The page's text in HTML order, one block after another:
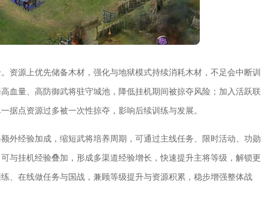
资源上优先储备木材，强化与地狱模式持续消耗木材，不足会中断训
血量、高防御武将驻守城池，降低挂机期间被掠夺风险；加入活跃联
据点资源过多被一次性掠夺，影响后续训练与发展。
外经验加成，缩短武将培养周期，可通过主线任务、限时活动、功勋
与挂机经验叠加，形成多渠道经验增长，快速提升主将等级，解锁更
、在线做任务与国战，兼顾等级提升与资源积累，稳步增强整体战